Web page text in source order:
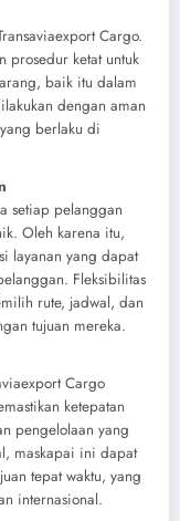
Cargo.
prosedur ketat untuk
baik itu dalam
dengan aman
berlaku di
setiap pelanggan
Oleh karena itu,
layanan yang dapat
Fleksibilitas
rute, jadwal, dan
tujuan mereka.
Cargo
ketepatan
pengelolaan yang
maskapai ini dapat
tepat waktu, yang
internasional.